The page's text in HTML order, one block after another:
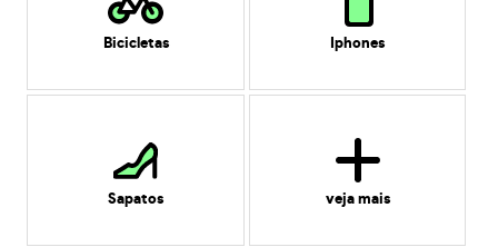
Bicicletas Iphones
Sapatos veja mais